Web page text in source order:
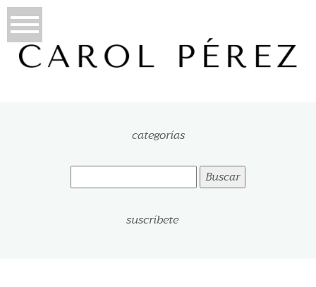
categorías
Buscar:
suscríbete